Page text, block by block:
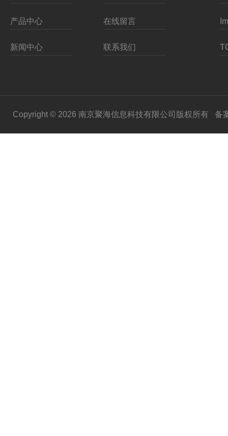
产品中心 在线留言
新闻中心 联系我们
Copyright © 2026 南京聚海信息科技有限公司版权所有 备